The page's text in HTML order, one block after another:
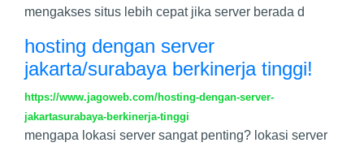
mengakses situs lebih cepat jika server berada d
hosting dengan server
jakarta/surabaya berkinerja tinggi!
https://www.jagoweb.com/hosting-dengan-server-
jakartasurabaya-berkinerja-tinggi
mengapa lokasi server sangat penting? lokasi server